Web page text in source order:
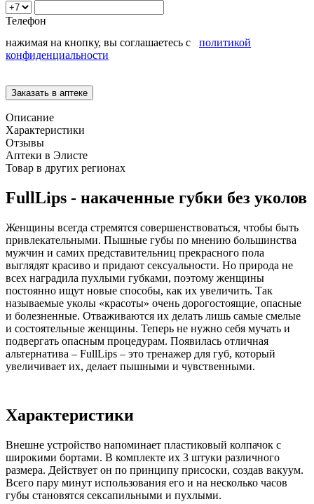
Телефон
нажимая на кнопку, вы соглашаетесь с политикой
конфиденциальности
Описание
Характеристики
Отзывы
Аптеки в Элисте
Товар в других регионах
FullLips - накаченные губки без уколов
Женщины всегда стремятся совершенствоваться, чтобы быть
привлекательными. Пышные губы по мнению большинства
мужчин и самих представительниц прекрасного пола
выглядят красиво и придают сексуальности. Но природа не
всех наградила пухлыми губками, поэтому женщины
постоянно ищут новые способы, как их увеличить. Так
называемые уколы «красоты» очень дорогостоящие, опасные
и болезненные. Отваживаются их делать лишь самые смелые
и состоятельные женщины. Теперь не нужно себя мучать и
подвергать опасным процедурам. Появилась отличная
альтернатива – FullLips – это тренажер для губ, который
увеличивает их, делает пышными и чувственными.
Характеристики
Внешне устройство напоминает пластиковый колпачок с
широкими бортами. В комплекте их 3 штуки различного
размера. Действует он по принципу присоски, создав вакуум.
Всего пару минут использования его и на несколько часов
губы становятся сексапильными и пухлыми.